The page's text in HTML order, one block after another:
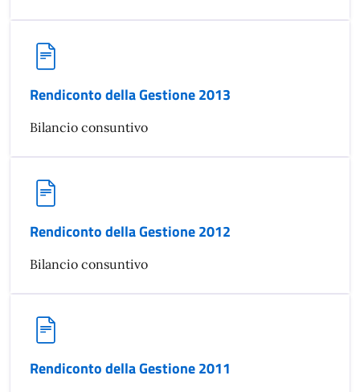
Rendiconto della Gestione 2013
Bilancio consuntivo
Rendiconto della Gestione 2012
Bilancio consuntivo
Rendiconto della Gestione 2011